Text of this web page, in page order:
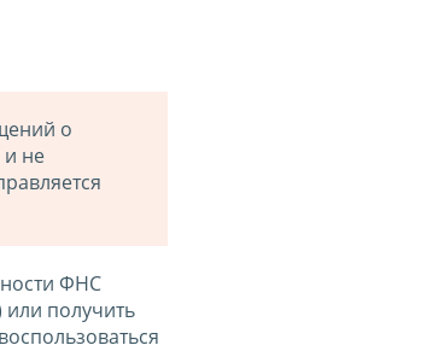
о
не
ФНС
или получить